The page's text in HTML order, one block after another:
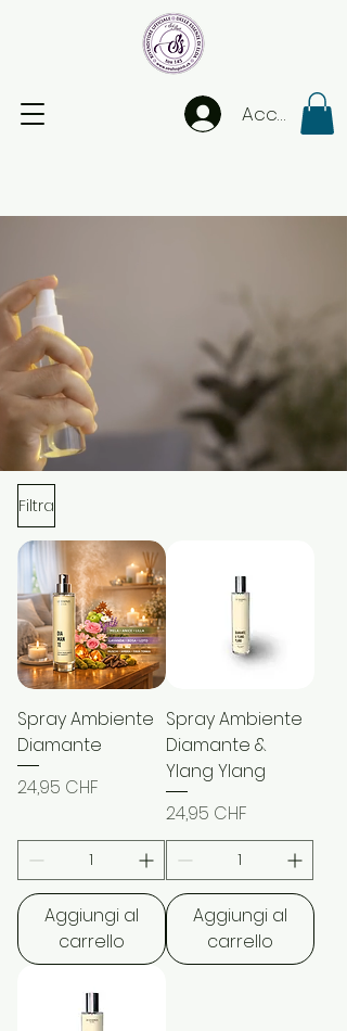
Accedi
Filtra
Spray Ambiente
Diamante
Prezzo
24,95 CHF
Aggiungi al
carrello
Spray Ambiente
Diamante &
Ylang Ylang
Prezzo
24,95 CHF
Aggiungi al
carrello